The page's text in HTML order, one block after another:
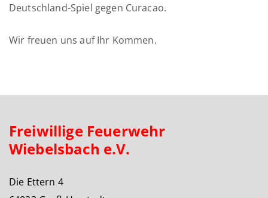
Deutschland-Spiel gegen Curacao.
Wir freuen uns auf Ihr Kommen.
Freiwillige Feuerwehr
Wiebelsbach e.V.
Die Ettern 4